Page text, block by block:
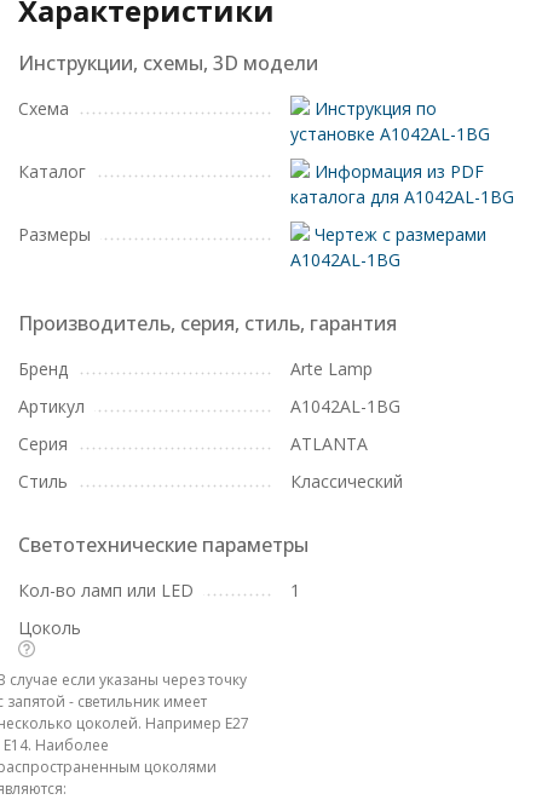
Характеристики
Инструкции, схемы, 3D модели
Схема
Инструкция по
установке A1042AL-1BG
Каталог
Информация из PDF
каталога для A1042AL-1BG
Размеры
Чертеж с размерами
A1042AL-1BG
Производитель, серия, стиль, гарантия
Бренд
Arte Lamp
Артикул
A1042AL-1BG
Серия
ATLANTA
Стиль
Классический
Светотехнические параметры
Кол-во ламп или LED
1
Цоколь
случае если указаны через точку
запятой - светильник имеет
цоколей. Например E27
E14. Наиболее
цоколями